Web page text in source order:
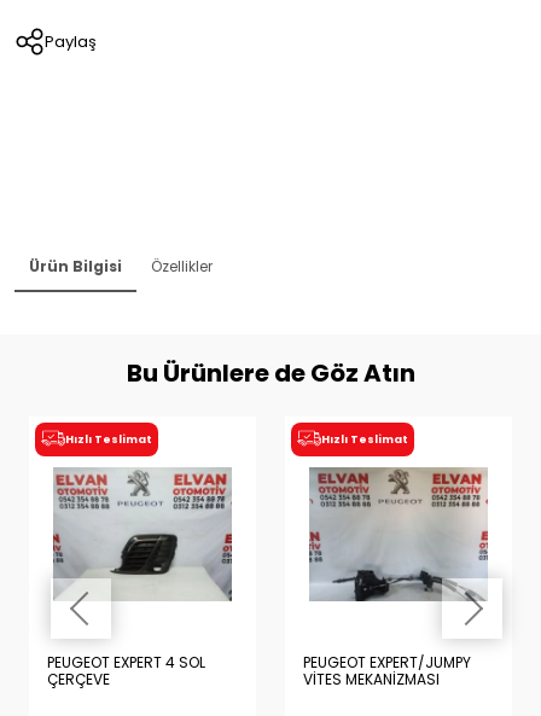
Paylaş
Ürün Bilgisi Özellikler
Bu Ürünlere de Göz Atın
Hızlı Teslimat
PEUGEOT EXPERT 4 SOL
ÇERÇEVE
Hızlı Teslimat
PEUGEOT EXPERT/JUMPY
VİTES MEKANİZMASI